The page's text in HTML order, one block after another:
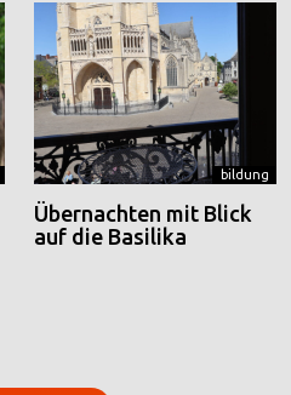
bildung
Übernachten mit Blick
auf die Basilika